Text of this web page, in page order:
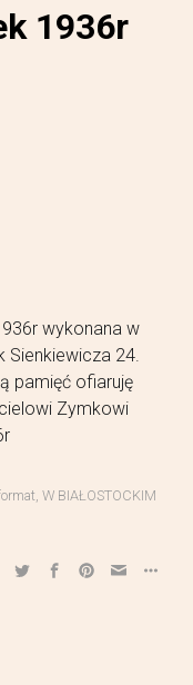
1936r
wykonana w
Sienkiewicza 24.
pamięć ofiaruję
Zymkowi
W BIAŁOSTOCKIM